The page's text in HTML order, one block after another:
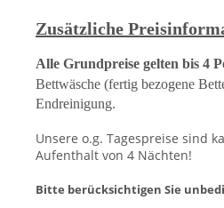
Zusätzliche
Alle Grundpreise gelten bis 4
Bettwäsche (fertig bezogene
Endreinigung.
Unsere o.g. Tagespreise sind
Aufenthalt von 4 Nächten!
Bitte berücksichtigen Sie